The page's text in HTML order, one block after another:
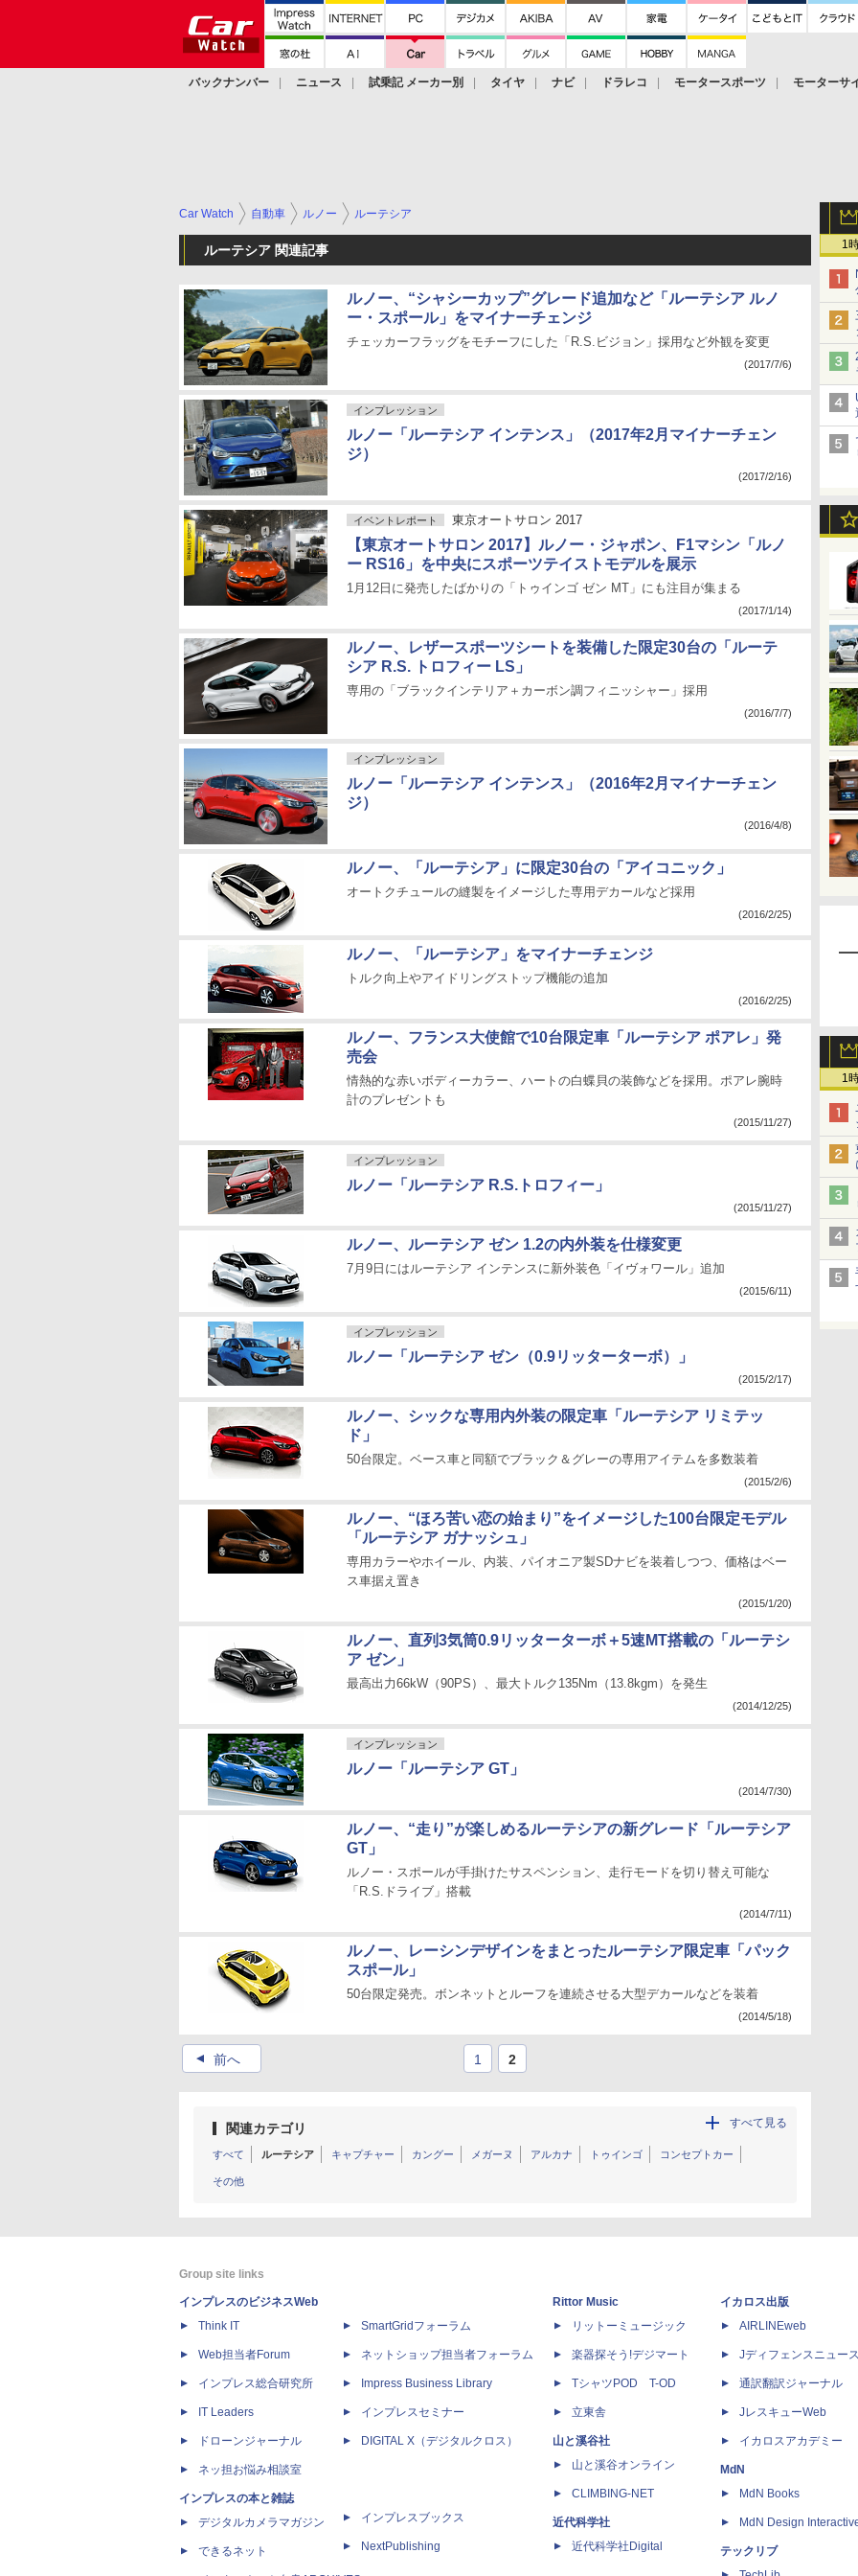
バックナンバー ニュース 試乗記 メーカー別 タイヤ ナビ ドラレコ モータースポーツ モーターサ
1
1
Car Watch 自動車 ルノー ルーテシア
ルーテシア 関連記事
ルノー、“シャシーカップ”グレード追加など「ルーテシア ルノ
ー・スポール」をマイナーチェンジ
チェッカーフラッグをモチーフにした「R.S.ビジョン」採用など外観を変更
(2017/7/6)
インプレッション
ルノー「ルーテシア インテンス」（2017年2月マイナーチェン
ジ）
(2017/2/16)
イベントレポート 東京オートサロン 2017
【東京オートサロン 2017】ルノー・ジャポン、F1マシン「ルノ
ー RS16」を中央にスポーツテイストモデルを展示
1月12日に発売したばかりの「トゥインゴ ゼン MT」にも注目が集まる
(2017/1/14)
ルノー、レザースポーツシートを装備した限定30台の「ルーテ
シア R.S. トロフィー LS」
専用の「ブラックインテリア＋カーボン調フィニッシャー」採用
(2016/7/7)
インプレッション
ルノー「ルーテシア インテンス」（2016年2月マイナーチェン
ジ）
(2016/4/8)
ルノー、「ルーテシア」に限定30台の「アイコニック」
オートクチュールの縫製をイメージした専用デカールなど採用
(2016/2/25)
ルノー、「ルーテシア」をマイナーチェンジ
トルク向上やアイドリングストップ機能の追加
(2016/2/25)
ルノー、フランス大使館で10台限定車「ルーテシア ポアレ」発
売会
情熱的な赤いボディーカラー、ハートの白蝶貝の装飾などを採用。ポアレ腕時
計のプレゼントも
(2015/11/27)
インプレッション
ルノー「ルーテシア R.S.トロフィー」
(2015/11/27)
ルノー、ルーテシア ゼン 1.2の内外装を仕様変更
7月9日にはルーテシア インテンスに新外装色「イヴォワール」追加
(2015/6/11)
インプレッション
ルノー「ルーテシア ゼン（0.9リッターターボ）」
(2015/2/17)
ルノー、シックな専用内外装の限定車「ルーテシア リミテッ
ド」
50台限定。ベース車と同額でブラック＆グレーの専用アイテムを多数装着
(2015/2/6)
ルノー、“ほろ苦い恋の始まり”をイメージした100台限定モデル
「ルーテシア ガナッシュ」
専用カラーやホイール、内装、パイオニア製SDナビを装着しつつ、価格はベー
ス車据え置き
(2015/1/20)
ルノー、直列3気筒0.9リッターターボ＋5速MT搭載の「ルーテシ
ア ゼン」
最高出力66kW（90PS）、最大トルク135Nm（13.8kgm）を発生
(2014/12/25)
インプレッション
ルノー「ルーテシア GT」
(2014/7/30)
ルノー、“走り”が楽しめるルーテシアの新グレード「ルーテシア
GT」
ルノー・スポールが手掛けたサスペンション、走行モードを切り替え可能な
「R.S.ドライブ」搭載
(2014/7/11)
ルノー、レーシンデザインをまとったルーテシア限定車「パック
スポール」
50台限定発売。ボンネットとルーフを連続させる大型デカールなどを装着
(2014/5/18)
▲ 前へ 1 2
関連カテゴリ すべて見る
すべて ルーテシア キャプチャー カングー メガーヌ アルカナ トゥインゴ コンセプトカー
その他
Group site links
インプレスのビジネスWeb
Think IT
Web担当者Forum
インプレス総合研究所
IT Leaders
ドローンジャーナル
ネッ担お悩み相談室
インプレスの本と雑誌
デジタルカメラマガジン
できるネット
SmartGridフォーラム
ネットショップ担当者フォーラム
Impress Business Library
インプレスセミナー
DIGITAL X（デジタルクロス）
インプレスブックス
NextPublishing
Rittor Music
リットーミュージック
楽器探そう!デジマート
TシャツPOD T-OD
立東舎
山と溪谷社
山と溪谷オンライン
CLIMBING-NET
近代科学社
近代科学社Digital
イカロス出版
AIRLINEweb
Jディフェンスニュース
通訳翻訳ジャーナル
JレスキューWeb
イカロスアカデミー
MdN
MdN Books
MdN Design
テックリブ